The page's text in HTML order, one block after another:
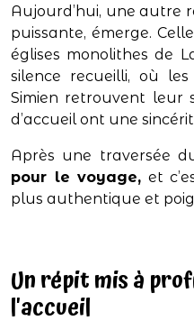
Aujourd’hui, une autre
puissante, émerge.
églises monolithes de
silence recueilli, où
Simien retrouvent leur
d’accueil ont une
Après une traversée
pour le voyage, et
plus authentique et
Un répit mis à
l'accueil